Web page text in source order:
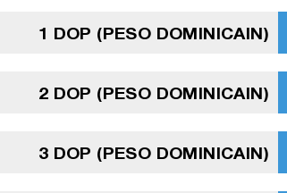
1 DOP (PESO DOMINICAIN)
2 DOP (PESO DOMINICAIN)
3 DOP (PESO DOMINICAIN)